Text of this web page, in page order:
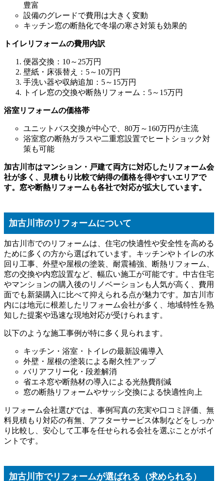
豊富
設備のグレードで費用は大きく変動
キッチン窓の断熱化で冬場の寒さ対策も効果的
トイレリフォームの費用内訳
便器交換：10～25万円
壁紙・床張替え：5～10万円
手洗い器や収納追加：5～15万円
トイレ窓の交換や断熱リフォーム：5～15万円
浴室リフォームの価格帯
ユニットバス交換が中心で、80万～160万円が主流
浴室窓の断熱ガラスや二重窓設置でヒートショック対
策も可能
加古川市はマンション・戸建て両方に対応したリフォーム会
社が多く、見積もり比較で納得の価格を得やすいエリアで
す。窓や断熱リフォームも各社で対応が拡大しています。
加古川市のリフォームについて
加古川市でのリフォームは、住宅の快適性や安全性を高める
ために多くの方から選ばれています。キッチンやトイレの水
回り工事、外壁や屋根の塗装、耐震補強、断熱リフォーム、
窓の交換や内窓設置など、幅広い施工が可能です。中古住宅
やマンションの購入後のリノベーションも人気が高く、費用
面でも新築購入に比べて抑えられる点が魅力です。加古川市
内には地元に根差したリフォーム会社が多く、地域特性を熟
知した提案や迅速な現地対応が受けられます。
以下のような施工事例が特に多く見られます。
キッチン・浴室・トイレの最新設備導入
外壁・屋根の塗装による耐久性アップ
バリアフリー化・段差解消
省エネ窓や断熱材の導入による光熱費削減
窓の断熱リフォームやサッシ交換による快適性向上
リフォーム会社選びでは、事例写真の充実や口コミ評価、無
料見積もり対応の有無、アフターサービス体制などをしっか
り比較し、安心して工事を任せられる会社を選ぶことがポイ
ントです。
加古川市でリフォームが選ばれる（求められる）